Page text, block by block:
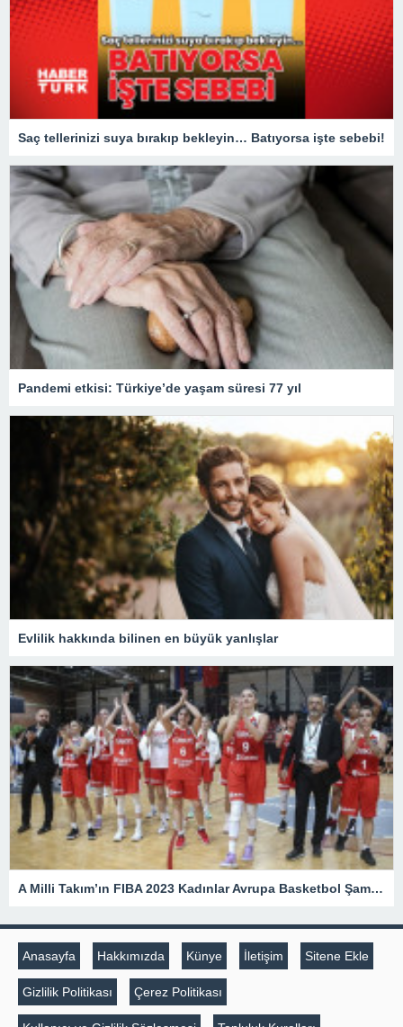
Saç tellerinizi suya bırakıp bekleyin… Batıyorsa işte sebebi!
Pandemi etkisi: Türkiye’de yaşam süresi 77 yıl
Evlilik hakkında bilinen en büyük yanlışlar
A Milli Takım’ın FIBA 2023 Kadınlar Avrupa Basketbol Şampiyonası’nda programı belli oldu – Son Dakika Spor Haberleri
Anasayfa Hakkımızda Künye İletişim Sitene Ekle
Gizlilik Politikası Çerez Politikası